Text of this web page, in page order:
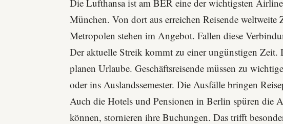
Die Lufthansa ist am BER eine der wichtigsten
München. Von dort aus erreichen Reisende
Metropolen stehen im Angebot. Fallen diese
Der aktuelle Streik kommt zu einer ungünstigen Zeit.
planen Urlaube. Geschäftsreisende müssen zu
oder ins Auslandssemester. Die Ausfälle bringen
Auch die Hotels und Pensionen in Berlin spüren die
können, stornieren ihre Buchungen. Das trifft